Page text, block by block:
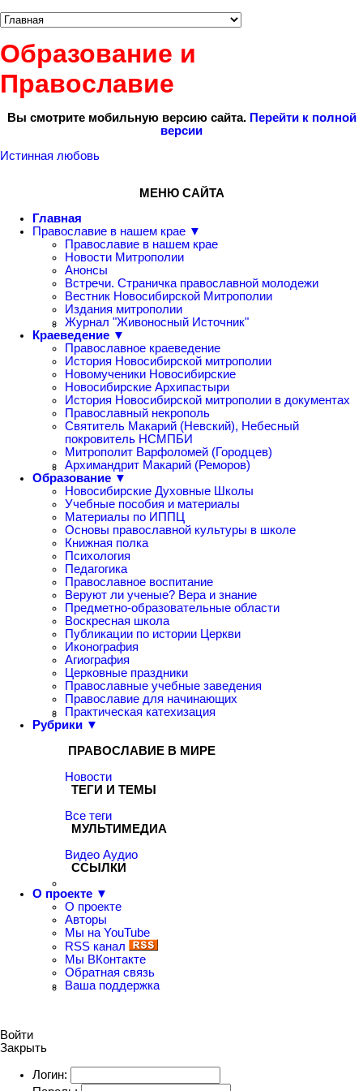
Образование и
Православие
Вы смотрите мобильную версию сайта. Перейти к полной
версии
Истинная любовь
МЕНЮ САЙТА
Главная
Православие в нашем крае ▼
Православие в нашем крае
Новости Митрополии
Анонсы
Встречи. Страничка православной молодежи
Вестник Новосибирской Митрополии
Издания митрополии
Журнал "Живоносный Источник"
Краеведение ▼
Православное краеведение
История Новосибирской митрополии
Новомученики Новосибирские
Новосибирские Архипастыри
История Новосибирской митрополии в документах
Православный некрополь
Святитель Макарий (Невский), Небесный
покровитель НСМПБИ
Митрополит Варфоломей (Городцев)
Архимандрит Макарий (Реморов)
Образование ▼
Новосибирские Духовные Школы
Учебные пособия и материалы
Материалы по ИППЦ
Основы православной культуры в школе
Книжная полка
Психология
Педагогика
Православное воспитание
Веруют ли ученые? Вера и знание
Предметно-образовательные области
Воскресная школа
Публикации по истории Церкви
Иконография
Агиография
Церковные праздники
Православные учебные заведения
Православие для начинающих
Практическая катехизация
Рубрики ▼
ПРАВОСЛАВИЕ В МИРЕ
Новости
ТЕГИ И ТЕМЫ
Все теги
МУЛЬТИМЕДИА
Видео Аудио
ССЫЛКИ
О проекте ▼
О проекте
Авторы
Мы на YouTube
RSS канал
Мы ВКонтакте
Обратная связь
Ваша поддержка
Войти
Закрыть
Логин: